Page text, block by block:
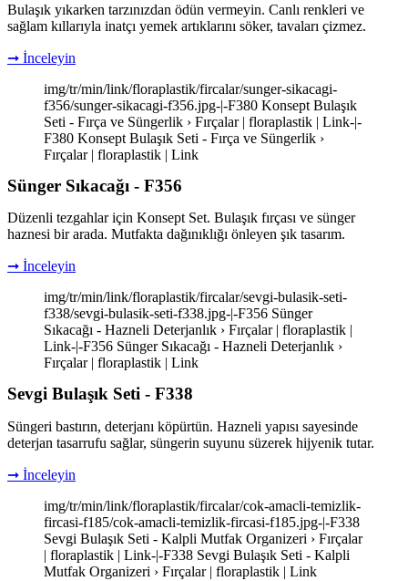
Bulaşık yıkarken tarzınızdan ödün vermeyin. Canlı renkleri ve
sağlam kıllarıyla inatçı yemek artıklarını söker, tavaları çizmez.
➞ İnceleyin
img/tr/min/link/floraplastik/fircalar/sunger-sikacagi-
f356/sunger-sikacagi-f356.jpg-|-F380 Konsept Bulaşık
Seti - Fırça ve Süngerlik › Fırçalar | floraplastik | Link-|-
F380 Konsept Bulaşık Seti - Fırça ve Süngerlik ›
Fırçalar | floraplastik | Link
Sünger Sıkacağı - F356
Düzenli tezgahlar için Konsept Set. Bulaşık fırçası ve sünger
haznesi bir arada. Mutfakta dağınıklığı önleyen şık tasarım.
➞ İnceleyin
img/tr/min/link/floraplastik/fircalar/sevgi-bulasik-seti-
f338/sevgi-bulasik-seti-f338.jpg-|-F356 Sünger
Sıkacağı - Hazneli Deterjanlık › Fırçalar | floraplastik |
Link-|-F356 Sünger Sıkacağı - Hazneli Deterjanlık ›
Fırçalar | floraplastik | Link
Sevgi Bulaşık Seti - F338
Süngeri bastırın, deterjanı köpürtün. Hazneli yapısı sayesinde
deterjan tasarrufu sağlar, süngerin suyunu süzerek hijyenik tutar.
➞ İnceleyin
img/tr/min/link/floraplastik/fircalar/cok-amacli-temizlik-
fircasi-f185/cok-amacli-temizlik-fircasi-f185.jpg-|-F338
Sevgi Bulaşık Seti - Kalpli Mutfak Organizeri › Fırçalar
| floraplastik | Link-|-F338 Sevgi Bulaşık Seti - Kalpli
Mutfak Organizeri › Fırçalar | floraplastik | Link